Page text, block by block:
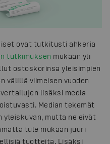
ovat tutkitusti ahkeria
tutkimuksen mukaan yli
ostoskorinsa yleisimpien
välillä viimeisen vuoden
lisäksi media
Median tekemät
mutta ne eivät
tule mukaan juuri
tuotteita. Lisäksi